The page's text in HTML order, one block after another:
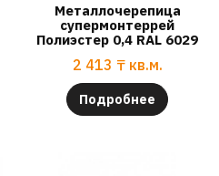
Металлочерепица
супермонтеррей
Полиэстер 0,4 RAL 6029
2 413 ₸ кв.м.
Подробнее